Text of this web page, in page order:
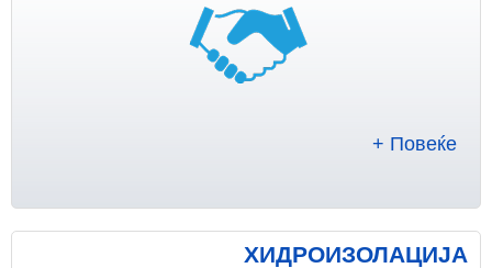
+ Повеќе
ХИДРОИЗОЛАЦИЈА